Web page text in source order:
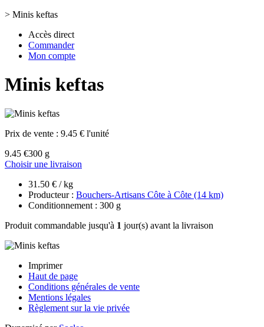
> Minis keftas
Accès direct
Commander
Mon compte
Minis keftas
Prix de vente : 9.45 € l'unité
9.45 €300 g
Choisir une livraison
31.50 € / kg
Producteur : Bouchers-Artisans Côte à Côte (14 km)
Conditionnement : 300 g
Produit commandable jusqu'à 1 jour(s) avant la livraison
Imprimer
Haut de page
Conditions générales de vente
Mentions légales
Règlement sur la vie privée